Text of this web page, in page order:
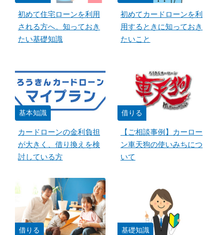
初めて住宅ローンを利用
される方へ。知っておき
たい基礎知識
初めてカードローンを利
用するときに知っておき
たいこと
基本知識
カードローンの金利負担
が大きく、借り換えを検
討している方
借りる
【ご相談事例】カーロー
ン車天狗の使いみちにつ
いて
借りる 基礎知識